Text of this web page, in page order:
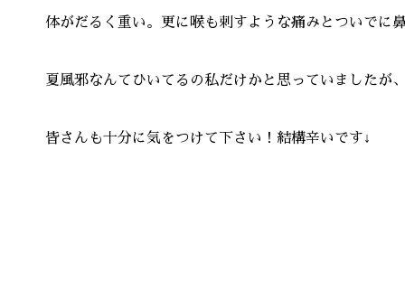
体がだるく重い。更に喉も刺すような痛みとついでに
夏風邪なんてひいてるの私だけかと思っていましたが
皆さんも十分に気をつけて下さい！結構辛いです↓